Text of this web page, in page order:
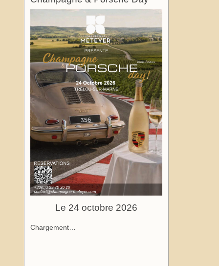
Le 24 octobre 2026
Chargement…